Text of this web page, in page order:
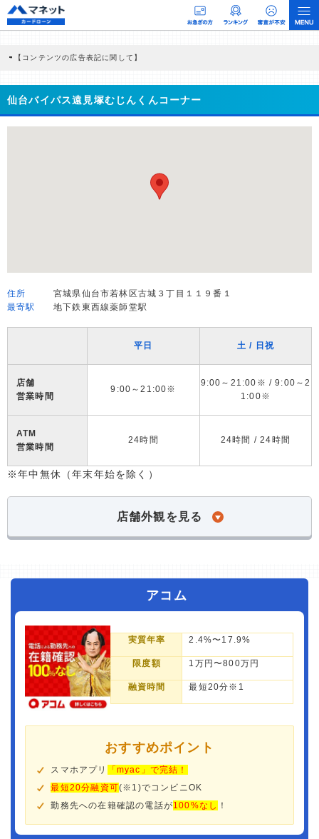
【コンテンツの広告表記に関して】
商品を根拠なくPRするものではなく、当編集部の調査／ユーザーへの口コミ収集な
どに基づき、公平性を担保した情報提供を行っています。
>提携企業一覧
仙台バイパス遠見塚むじんくんコーナー
住所
宮城県仙台市若林区古城３丁目１１９番１
最寄駅
地下鉄東西線薬師堂駅
平日 土 / 日祝
店舗
営業時間
9:00～21:00※
9:00～21:00※ / 9:00～2
1:00※
ATM
営業時間
24時間 24時間 / 24時間
※年中無休（年末年始を除く）
店舗外観を見る
アコム
実質年率 2.4%〜17.9%
限度額 1万円〜800万円
融資時間 最短20分※1
おすすめポイント
スマホアプリ
「myac」で完結！
最短20分融資可(※1)でコンビニOK
勤務先への在籍確認の電話が100%なし ！